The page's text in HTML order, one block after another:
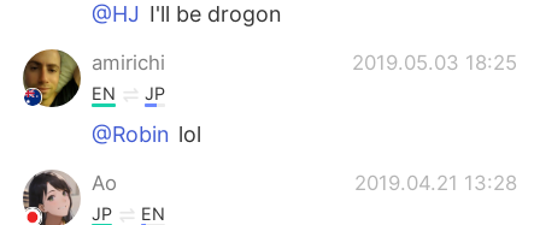
@HJ I'll be drogon
amirichi 2019.05.03 18:25
EN JP
@Robin lol
Ao 2019.04.21 13:28
JP EN